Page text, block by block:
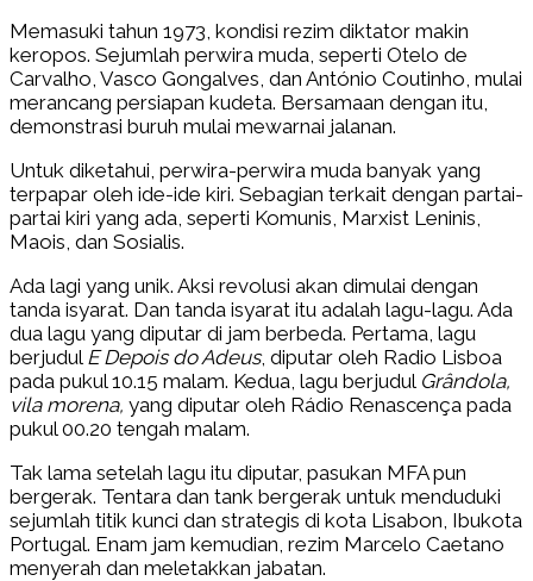
Memasuki tahun 1973, kondisi rezim diktator makin
keropos. Sejumlah perwira muda, seperti Otelo de
Carvalho, Vasco Gongalves, dan António Coutinho, mulai
merancang persiapan kudeta. Bersamaan dengan itu,
demonstrasi buruh mulai mewarnai jalanan.
Untuk diketahui, perwira-perwira muda banyak yang
terpapar oleh ide-ide kiri. Sebagian terkait dengan partai-
partai kiri yang ada, seperti Komunis, Marxist Leninis,
Maois, dan Sosialis.
Ada lagi yang unik. Aksi revolusi akan dimulai dengan
tanda isyarat. Dan tanda isyarat itu adalah lagu-lagu. Ada
dua lagu yang diputar di jam berbeda. Pertama, lagu
berjudul E Depois do Adeus, diputar oleh Radio Lisboa
pada pukul 10.15 malam. Kedua, lagu berjudul Grândola,
vila morena, yang diputar oleh Rádio Renascença pada
pukul 00.20 tengah malam.
Tak lama setelah lagu itu diputar, pasukan MFA pun
bergerak. Tentara dan tank bergerak untuk menduduki
sejumlah titik kunci dan strategis di kota Lisabon, Ibukota
Portugal. Enam jam kemudian, rezim Marcelo Caetano
menyerah dan meletakkan jabatan.